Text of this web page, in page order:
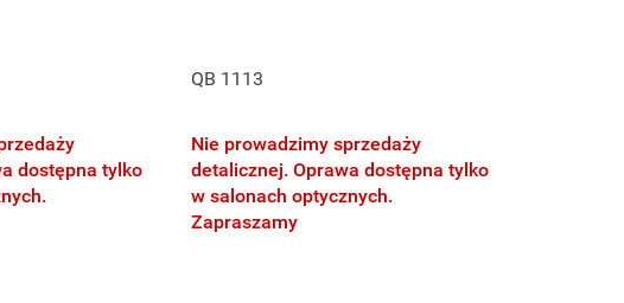
dostępna tylko
QB 1113
Nie prowadzimy sprzedaży
detalicznej. Oprawa dostępna tylko
w salonach optycznych.
Zapraszamy